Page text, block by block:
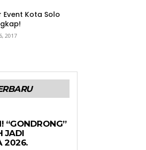
Event Kota Solo
2017
“GONDRONG”
JADI
2026.